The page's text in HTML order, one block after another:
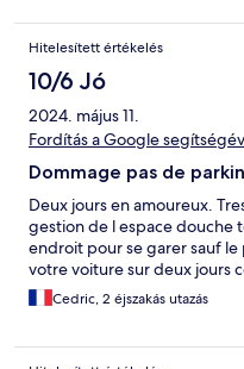
Hitelesített értékelés
10/6 Jó
2024. május 11.
Fordítás a Google
Dommage pas de
Deux jours en amoureux.
gestion de l espace douche
endroit pour se garer sauf le
votre voiture sur deux jours
Cedric, 2 éjszakás utazás